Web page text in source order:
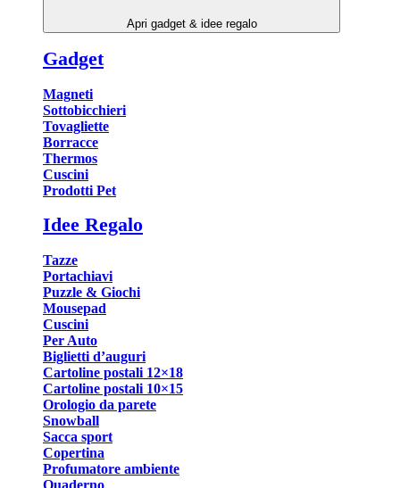
Apri gadget & idee regalo
Gadget
Magneti
Sottobicchieri
Tovagliette
Borracce
Thermos
Cuscini
Prodotti Pet
Idee Regalo
Tazze
Portachiavi
Puzzle & Giochi
Mousepad
Cuscini
Per Auto
Biglietti d’auguri
Cartoline postali 12×18
Cartoline postali 10×15
Orologio da parete
Snowball
Sacca sport
Copertina
Profumatore ambiente
Quaderno